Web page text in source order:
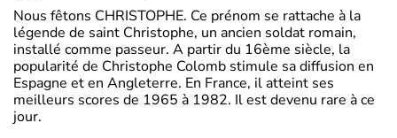
Nous fêtons CHRISTOPHE. Ce prénom se rattache à la
légende de saint Christophe, un ancien soldat romain,
installé comme passeur. A partir du 16ème siècle, la
popularité de Christophe Colomb stimule sa diffusion en
Espagne et en Angleterre. En France, il atteint ses
meilleurs scores de 1965 à 1982. Il est devenu rare à ce
jour.